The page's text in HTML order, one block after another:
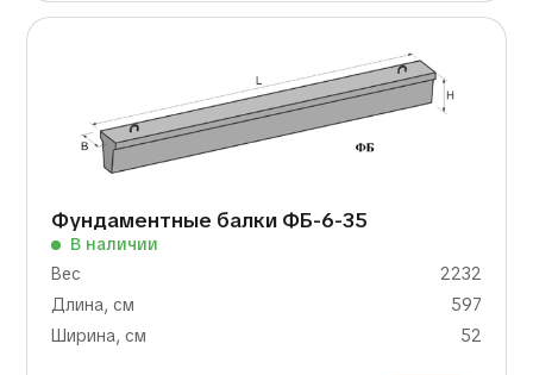
Фундаментные балки ФБ-6-35
В наличии
Вес
2232
Длина, см
597
Ширина, см
52